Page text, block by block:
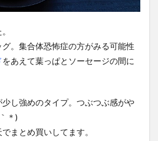
。集合体恐怖症の方がみる可能性
をあえて葉っぱとソーセージの間に
し強めのタイプ。つぶつぶ感がや
＊)
まとめ買いしてます。